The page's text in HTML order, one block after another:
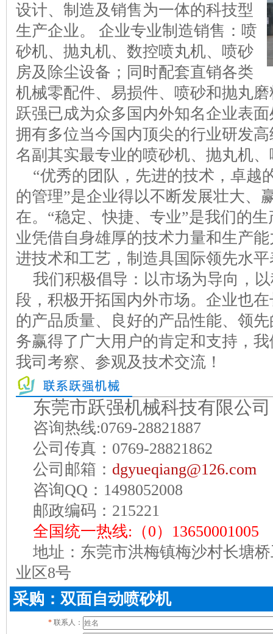
设计、制造及销售为一体的科技型
生产企业。 企业专业制造销售：喷
砂机、抛丸机、数控喷丸机、喷砂
房及除尘设备；同时配套直销各类
机械零配件、易损件、喷砂和抛丸
跃强已成为众多国内外知名企业表
拥有多位当今国内顶尖的行业研发
名副其实最专业的喷砂机、抛丸机
“优秀的团队，先进的技术，卓越
的管理”是企业得以不断发展壮大、
在。“稳定、快捷、专业”是我们的
业凭借自身雄厚的技术力量和生产
进技术和工艺，制造具国际领先水
我们积极倡导：以市场为导向，
段，积极开拓国内外市场。企业也
的产品质量、良好的产品性能、领
务赢得了广大用户的肯定和支持，
我司考察、参观及技术交流！
东莞市跃强机械科技有限公司
咨询热线:0769-28821887
公司传真：0769-28821862
公司邮箱： dgyueqiang@126.com
咨询QQ：1498052008
邮政编码：215221
全国统一热线:（0）13650001005
地址：东莞市洪梅镇梅沙村长塘
业区8号
采购：双面自动喷砂机
* 联系人：